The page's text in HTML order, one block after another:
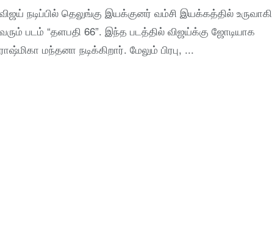
விஜய் நடிப்பில் தெலுங்கு இயக்குனர் வம்சி இயக்கத்தில் உருவாகி
வரும் படம் “தளபதி 66”. இந்த படத்தில் விஜய்க்கு ஜோடியாக
ராஷ்மிகா மந்தனா நடிக்கிறார். மேலும் பிரபு, ...